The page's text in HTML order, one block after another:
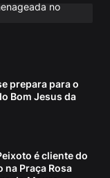
no
prepara para o
Bom Jesus da
é cliente do
na Praça Rosa